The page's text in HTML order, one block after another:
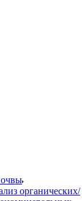
органических/